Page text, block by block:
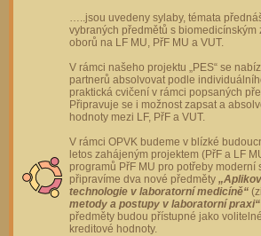
…..jsou uvedeny sylaby, témata
vybraných předmětů s
oborů na LF MU, PřF MU a VUT.
V rámci našeho projektu „PES“ se
partnerů absolvovat podle
praktická cvičení v rámci popsaných
Připravuje se i možnost zapsat a
hodnoty mezi LF, PřF a VUT.
V rámci OPVK budeme v blízké
letos zahájeným projektem (PřF a LF
programů PřF MU pro potřeby moderní
připravíme dva nové předměty
technologie v laboratorní medicíně“
metody a postupy v laboratorní praxi“
předměty budou přístupné jako
kreditové hodnoty.